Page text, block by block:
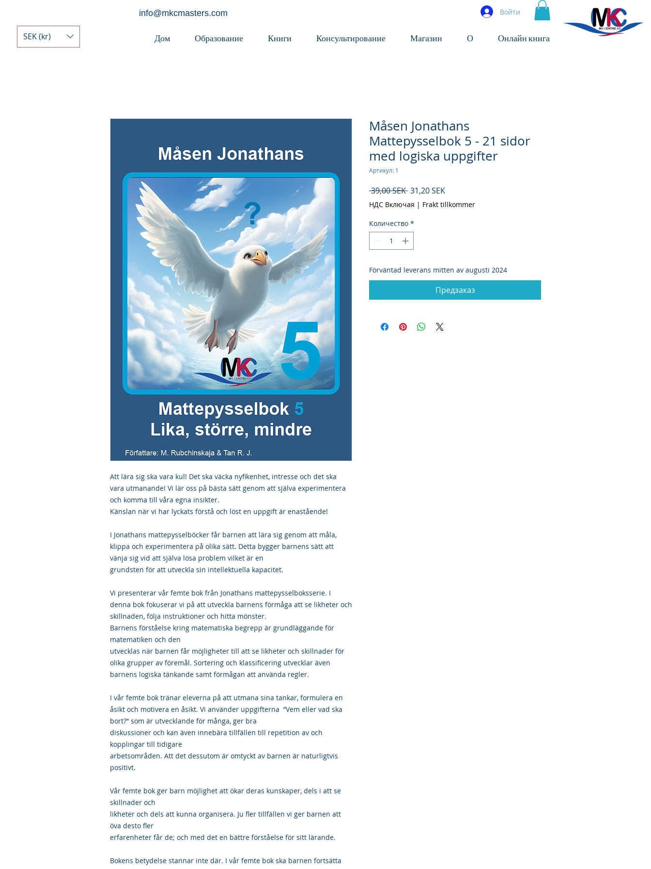
SEK (kr)
info@mkcmasters.com Войти
Дом Образование Книги Консультирование Магазин О Онлайн книга
Att lära sig ska vara kul! Det ska väcka nyfikenhet, intresse och det ska
vara utmanande! Vi lär oss på bästa sätt genom att själva experimentera
och komma till våra egna insikter.
Känslan när vi har lyckats förstå och löst en uppgift är enastående!
I Jonathans mattepysselböcker får barnen att lära sig genom att måla,
klippa och experimentera på olika sätt. Detta bygger barnens sätt att
vänja sig vid att själva lösa problem vilket är en
grundsten för att utveckla sin intellektuella kapacitet.
Vi presenterar vår femte bok från Jonathans mattepysselboksserie. I
denna bok fokuserar vi på att utveckla barnens förmåga att se likheter och
skillnaden, följa instruktioner och hitta mönster.
Barnens förståelse kring matematiska begrepp är grundläggande för
matematiken och den
utvecklas när barnen får möjligheter till att se likheter och skillnader för
olika grupper av föremål. Sortering och klassificering utvecklar även
barnens logiska tänkande samt förmågan att använda regler.
I vår femte bok tränar eleverna på att utmana sina tankar, formulera en
åsikt och motivera en åsikt. Vi använder uppgifterna ”Vem eller vad ska
bort?” som är utvecklande för många, ger bra
diskussioner och kan även innebära tillfällen till repetition av och
kopplingar till tidigare
arbetsområden. Att det dessutom är omtyckt av barnen är naturligtvis
positivt.
Vår femte bok ger barn möjlighet att ökar deras kunskaper, dels i att se
skillnader och
likheter och dels att kunna organisera. Ju fler tillfällen vi ger barnen att
öva desto fler
erfarenheter får de; och med det en bättre förståelse för sitt lärande.
Bokens betydelse stannar inte där. I vår femte bok ska barnen fortsätta
Måsen Jonathans
Mattepysselbok 5 - 21 sidor
med logiska uppgifter
Артикул: 1
39,00 SEK Обычная
цена
31,20 SEKСпеццена
НДС Включая | Frakt tillkommer
Количество *
Förväntad leverans mitten av augusti 2024
Предзаказ